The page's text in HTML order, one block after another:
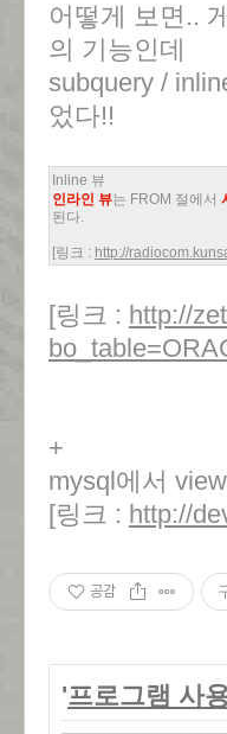
어떻게 보면..
의 기능인데
subquery /
었다!!
Inline 뷰
인라인 뷰는 FROM 절에서
된다.
[링크 : http://
[링크 : http://
+
mysql에서
[링크 : http://
공감
'프로그램 사